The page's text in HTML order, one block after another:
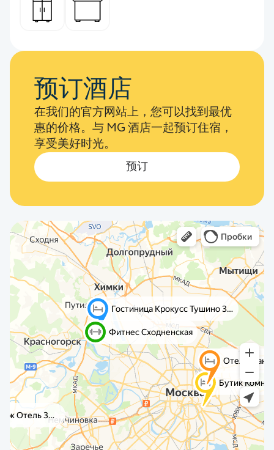
预订酒店
在我们的官方网站上，您可以找到最优
惠的价格。与 MG 酒店一起预订住宿，
享受美好时光。
预订